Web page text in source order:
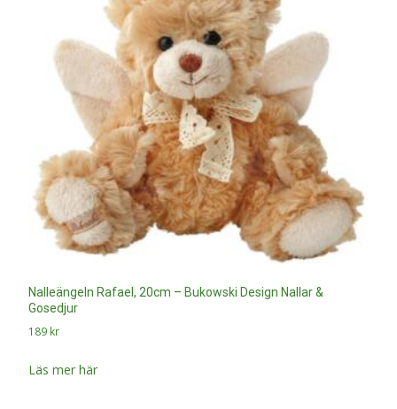
Nalleängeln Rafael, 20cm – Bukowski Design Nallar &
Gosedjur
189 kr
Läs mer här